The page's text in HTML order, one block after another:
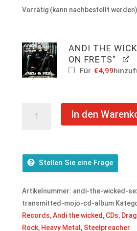
Vorrätig (kann nachbestellt werden)
ANDI THE
ON FRETS"
Für €4,99
Sexually
Transmitted
Mojo
[CD
Album]
Menge
In den
Stellen Sie eine Frage
Artikelnummer: andi-the-wicked-
transmitted-mojo-cd-album
Records,Andi the wicked , CDs,
Rock, Heavy Metal , Steelpreacher